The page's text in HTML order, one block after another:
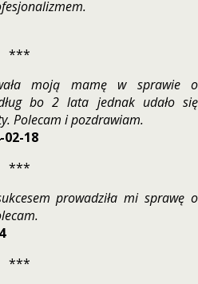
***
moją mamę w sprawie o
bo 2 lata jednak udało się
Polecam i pozdrawiam.
18
***
prowadziła mi sprawę o
***